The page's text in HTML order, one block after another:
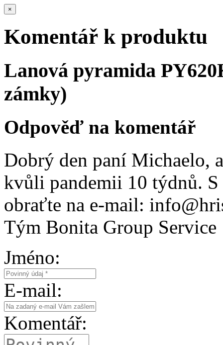
×
Komentář k produktu
Lanová pyramida
zámky)
Odpověď na komentář
Dobrý den paní Michaelo,
kvůli pandemii 10 týdnů. S
obraťte na e-mail:
Tým Bonita Group Service
Jméno:
E-mail:
Komentář: